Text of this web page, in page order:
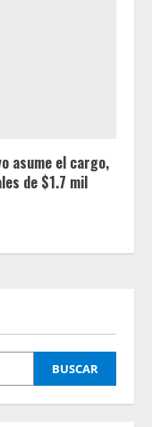
asume el cargo,
de $1.7 mil
BUSCAR